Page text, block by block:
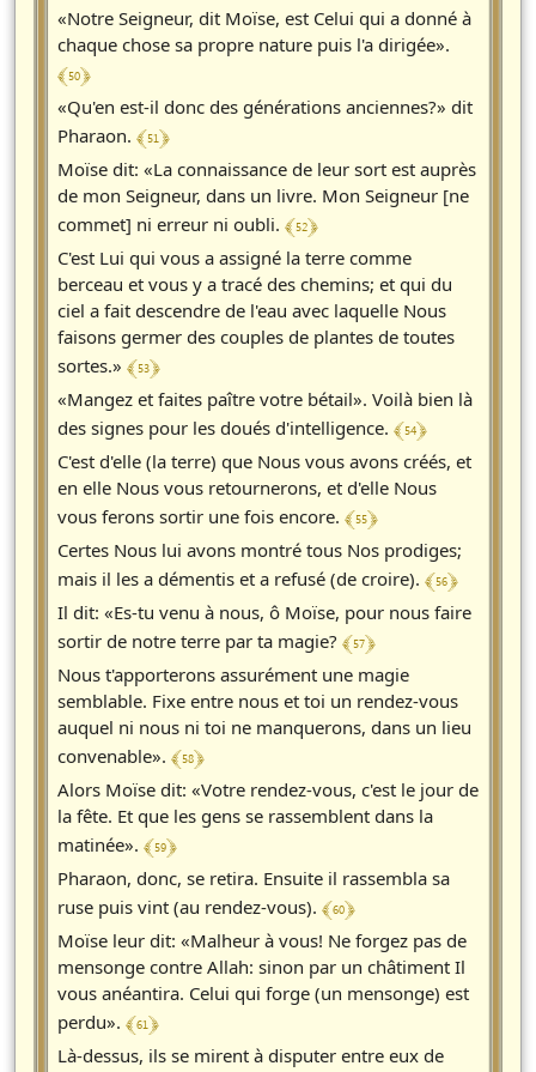
«Notre Seigneur, dit Moïse, est Celui qui a donné à
chaque chose sa propre nature puis l'a dirigée».
﴾ 50 ﴿
«Qu'en est-il donc des générations anciennes?» dit
Pharaon. ﴾ 51 ﴿
Moïse dit: «La connaissance de leur sort est auprès
de mon Seigneur, dans un livre. Mon Seigneur [ne
commet] ni erreur ni oubli. ﴾ 52 ﴿
C'est Lui qui vous a assigné la terre comme
berceau et vous y a tracé des chemins; et qui du
ciel a fait descendre de l'eau avec laquelle Nous
faisons germer des couples de plantes de toutes
sortes.» ﴾ 53 ﴿
«Mangez et faites paître votre bétail». Voilà bien là
des signes pour les doués d'intelligence. ﴾ 54 ﴿
C'est d'elle (la terre) que Nous vous avons créés, et
en elle Nous vous retournerons, et d'elle Nous
vous ferons sortir une fois encore. ﴾ 55 ﴿
Certes Nous lui avons montré tous Nos prodiges;
mais il les a démentis et a refusé (de croire). ﴾ 56 ﴿
Il dit: «Es-tu venu à nous, ô Moïse, pour nous faire
sortir de notre terre par ta magie? ﴾ 57 ﴿
Nous t'apporterons assurément une magie
semblable. Fixe entre nous et toi un rendez-vous
auquel ni nous ni toi ne manquerons, dans un lieu
convenable». ﴾ 58 ﴿
Alors Moïse dit: «Votre rendez-vous, c'est le jour de
la fête. Et que les gens se rassemblent dans la
matinée». ﴾ 59 ﴿
Pharaon, donc, se retira. Ensuite il rassembla sa
ruse puis vint (au rendez-vous). ﴾ 60 ﴿
Moïse leur dit: «Malheur à vous! Ne forgez pas de
mensonge contre Allah: sinon par un châtiment Il
vous anéantira. Celui qui forge (un mensonge) est
perdu». ﴾ 61 ﴿
Là-dessus, ils se mirent à disputer entre eux de